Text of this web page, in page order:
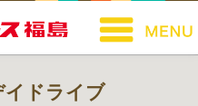
ドライブ